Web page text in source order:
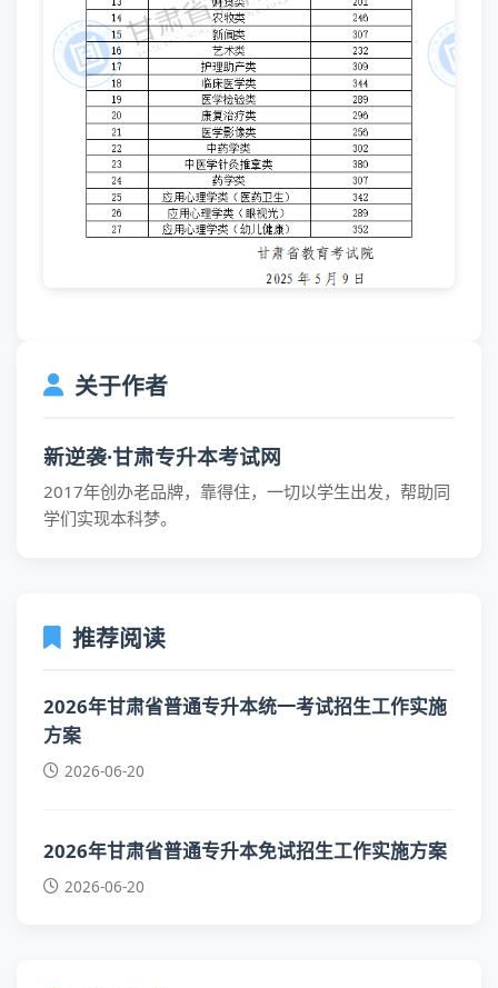
关于作者
新逆袭·甘肃专升本考试网
2017年创办老品牌，靠得住，一切以学生出发，帮助同
学们实现本科梦。
推荐阅读
2026年甘肃省普通专升本统一考试招生工作实施
方案
2026-06-20
2026年甘肃省普通专升本免试招生工作实施方案
2026-06-20